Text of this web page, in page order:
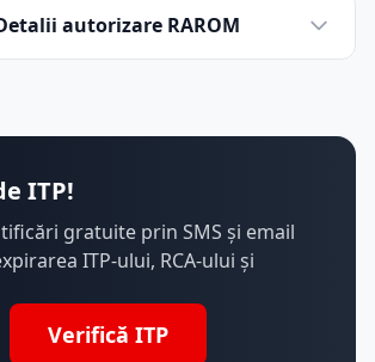
autorizare RAROM
ITP!
gratuite prin SMS și email
ITP-ului, RCA-ului și
Verifică ITP